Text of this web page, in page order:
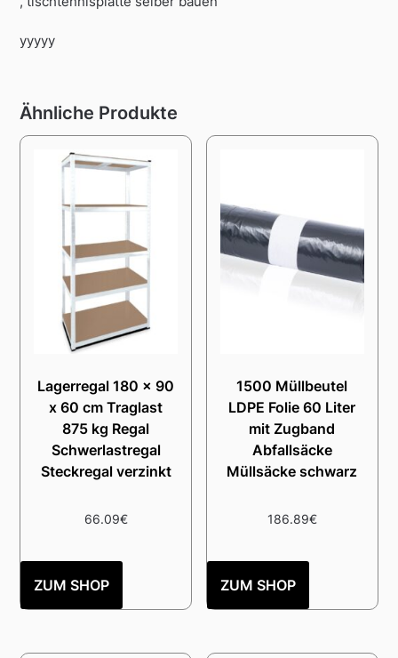
yyyyy
Ähnliche Produkte
Lagerregal 180 x 90
x 60 cm Traglast
875 kg Regal
Schwerlastregal
Steckregal verzinkt
66.09€
ZUM SHOP
1500 Müllbeutel
LDPE Folie 60 Liter
mit Zugband
Abfallsäcke
Müllsäcke schwarz
186.89€
ZUM SHOP